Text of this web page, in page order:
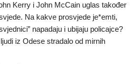
Kerry i John McCain uglas također
Na kakve prosvjede je*emti,
napadaju i ubijaju policajce?
iz Odese stradalo od mirnih